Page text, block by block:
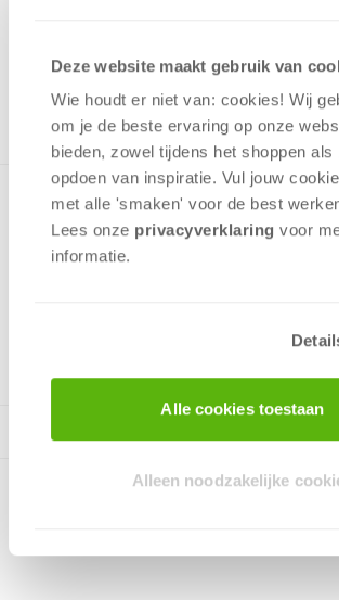
Deze website maakt gebruik van
Wie houdt er niet van: cookies! Wij
om je de beste ervaring op onze
bieden, zowel tijdens het shoppen als
opdoen van inspiratie. Vul jouw
met alle 'smaken' voor de best
Lees onze privacyverklaring voor
informatie.
Alle cookies toestaan
Alleen noodzakelijke
ONTVANG 40
Puzzel met een mooie afbeelding uit
Olaf, Kristoff en Sven. De puzzel is gemaakt
karton en heeft 60 stukjes die perfect